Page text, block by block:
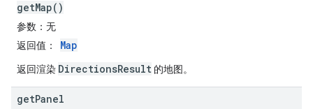
getMap()
参数 ：无
返回值 ： Map
返回渲染 DirectionsResult 的地图。
getPanel